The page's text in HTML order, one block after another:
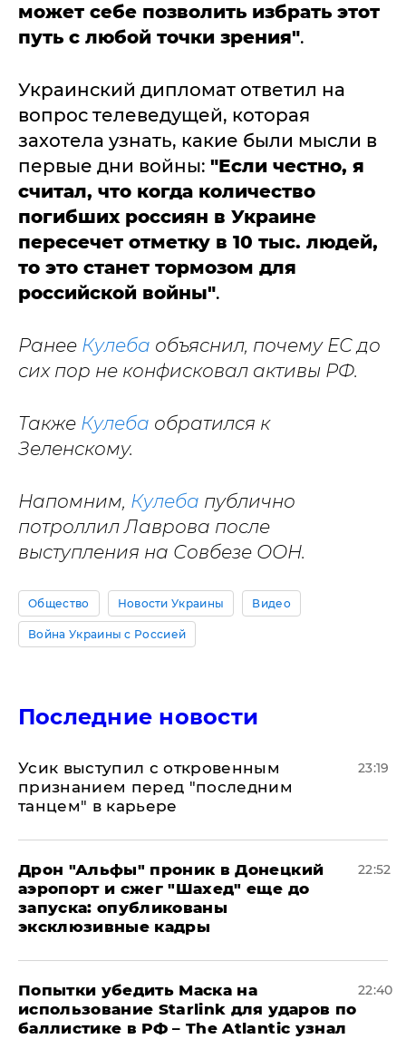
может себе позволить избрать этот
путь с любой точки зрения".
Украинский дипломат ответил на
вопрос телеведущей, которая
захотела узнать, какие были мысли в
первые дни войны: "Если честно, я
считал, что когда количество
погибших россиян в Украине
пересечет отметку в 10 тыс. людей,
то это станет тормозом для
российской войны".
Ранее Кулеба объяснил, почему ЕС до
сих пор не конфисковал активы РФ.
Также Кулеба обратился к
Зеленскому.
Напомним, Кулеба публично
потроллил Лаврова после
выступления на Совбезе ООН.
Общество Новости Украины Видео
Война Украины с Россией
Последние новости
Усик выступил с откровенным
признанием перед "последним
танцем" в карьере
23:19
Дрон "Альфы" проник в Донецкий
аэропорт и сжег "Шахед" еще до
запуска: опубликованы
эксклюзивные кадры
22:52
Попытки убедить Маска на
использование Starlink для ударов по
баллистике в РФ – The Atlantic узнал
22:40